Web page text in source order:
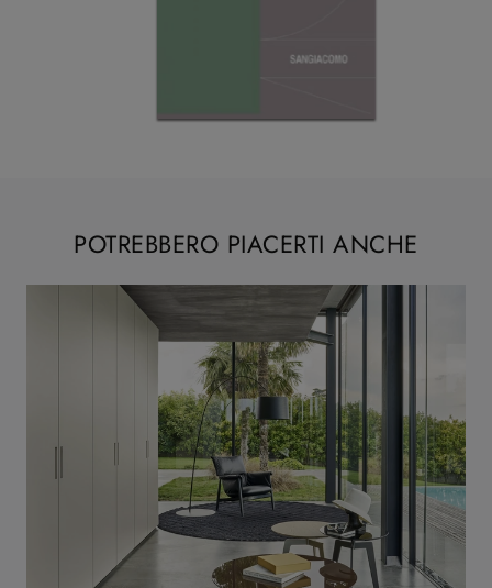
POTREBBERO PIACERTI ANCHE